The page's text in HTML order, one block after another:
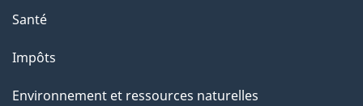
Santé
Impôts
Environnement et ressources naturelles